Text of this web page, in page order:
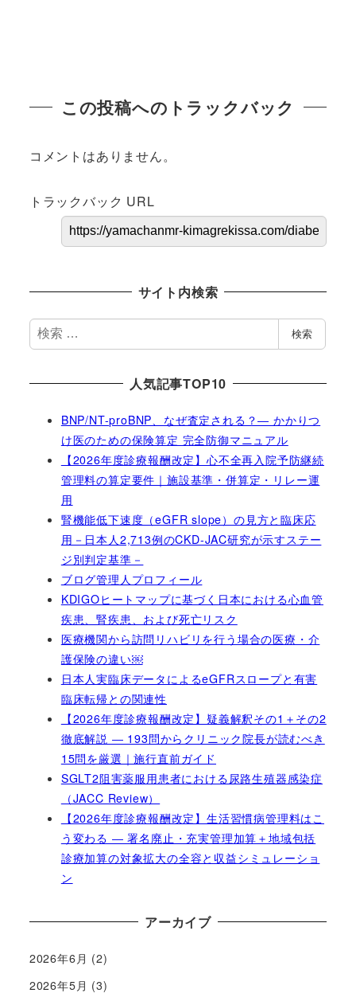
この投稿へのトラックバック
コメントはありません。
トラックバック URL
サイト内検索
検
索
検索
人気記事TOP10
BNP/NT-proBNP、なぜ査定される？― かかりつ
け医のための保険算定 完全防御マニュアル
【2026年度診療報酬改定】心不全再入院予防継続
管理料の算定要件｜施設基準・併算定・リレー運
用
腎機能低下速度（eGFR slope）の見方と臨床応
用－日本人2,713例のCKD-JAC研究が示すステー
ジ別判定基準－
ブログ管理人プロフィール
KDIGOヒートマップに基づく日本における心血管
疾患、腎疾患、および死亡リスク
医療機関から訪問リハビリを行う場合の医療・介
護保険の違い￼
日本人実臨床データによるeGFRスロープと有害
臨床転帰との関連性
【2026年度診療報酬改定】疑義解釈その1＋その2
徹底解説 ― 193問からクリニック院長が読むべき
15問を厳選｜施行直前ガイド
SGLT2阻害薬服用患者における尿路生殖器感染症
（JACC Review）
【2026年度診療報酬改定】生活習慣病管理料はこ
う変わる ― 署名廃止・充実管理加算＋地域包括
診療加算の対象拡大の全容と収益シミュレーショ
ン
アーカイブ
2026年6月 (2)
2026年5月 (3)